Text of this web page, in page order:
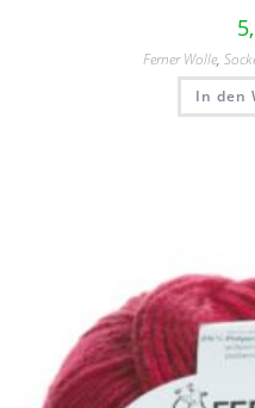
Ferner Wolle,
In den